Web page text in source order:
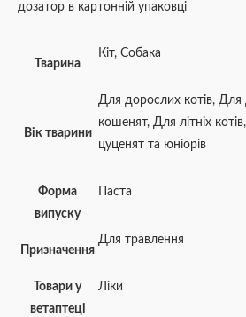
дозатор в картонній упаковці
Тварина
Кіт, Собака
Вік тварини
Для дорослих котів, Для
кошенят, Для літніх котів,
цуценят та юніорів
Форма
випуску
Паста
Призначення
Для травлення
Товари у
ветаптеці
Ліки